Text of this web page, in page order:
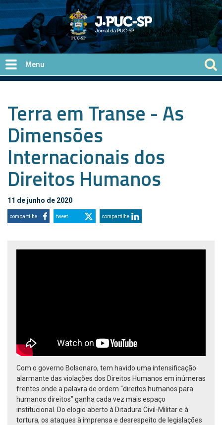
Pular para o conteúdo principal
Terra em Transe - As
Dimensões
Internacionais dos
Direitos Humanos
11 de junho de 2020
compartilhe tweet compartilhe
Com o governo Bolsonaro, tem havido uma intensificação
alarmante das violações dos Direitos Humanos em inúmeras
frentes onde a palavra de ordem “direitos humanos para
humanos direitos” ganha cada vez mais espaço
institucional. Do elogio aberto à Ditadura Civil-Militar e à
tortura, os ataques à imprensa e desrespeito de legislações